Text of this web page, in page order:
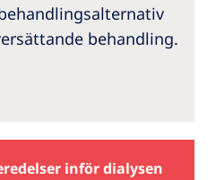
behandling.
inför dialysen